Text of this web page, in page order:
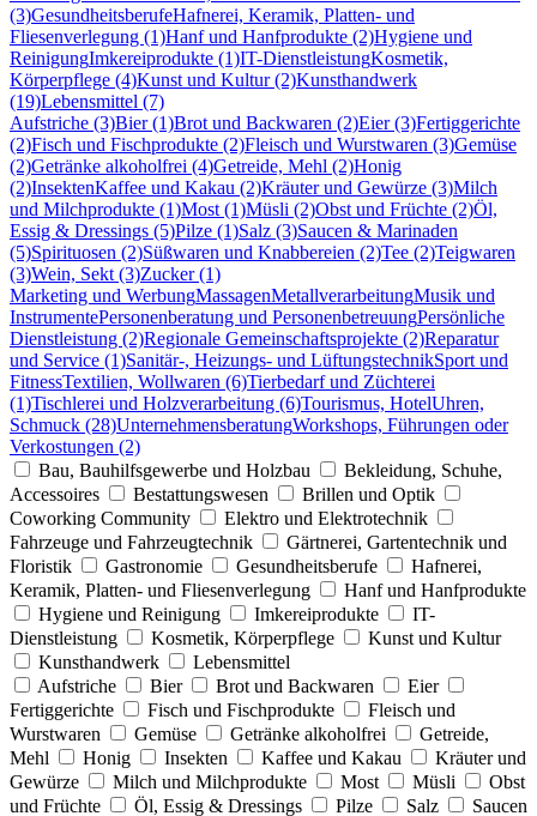
(3)GesundheitsberufeHafnerei, Keramik, Platten- und
Fliesenverlegung (1)Hanf und Hanfprodukte (2)Hygiene und
ReinigungImkereiprodukte (1)IT-DienstleistungKosmetik,
Körperpflege (4)Kunst und Kultur (2)Kunsthandwerk
(19)Lebensmittel (7)
Aufstriche (3)Bier (1)Brot und Backwaren (2)Eier (3)Fertiggerichte
(2)Fisch und Fischprodukte (2)Fleisch und Wurstwaren (3)Gemüse
(2)Getränke alkoholfrei (4)Getreide, Mehl (2)Honig
(2)InsektenKaffee und Kakau (2)Kräuter und Gewürze (3)Milch
und Milchprodukte (1)Most (1)Müsli (2)Obst und Früchte (2)Öl,
Essig & Dressings (5)Pilze (1)Salz (3)Saucen & Marinaden
(5)Spirituosen (2)Süßwaren und Knabbereien (2)Tee (2)Teigwaren
(3)Wein, Sekt (3)Zucker (1)
Marketing und WerbungMassagenMetallverarbeitungMusik und
InstrumentePersonenberatung und PersonenbetreuungPersönliche
Dienstleistung (2)Regionale Gemeinschaftsprojekte (2)Reparatur
und Service (1)Sanitär-, Heizungs- und LüftungstechnikSport und
FitnessTextilien, Wollwaren (6)Tierbedarf und Züchterei
(1)Tischlerei und Holzverarbeitung (6)Tourismus, HotelUhren,
Schmuck (28)UnternehmensberatungWorkshops, Führungen oder
Verkostungen (2)
Bau, Bauhilfsgewerbe und Holzbau
Bekleidung, Schuhe,
Accessoires
Bestattungswesen
Brillen und Optik
Coworking Community
Elektro und Elektrotechnik
Fahrzeuge und Fahrzeugtechnik
Gärtnerei, Gartentechnik und
Floristik
Gastronomie Gesundheitsberufe
Hafnerei,
Keramik, Platten- und Fliesenverlegung
Hanf und Hanfprodukte
Hygiene und Reinigung
Imkereiprodukte
IT-
Dienstleistung
Kosmetik, Körperpflege
Kunst und Kultur
Kunsthandwerk
Lebensmittel
Aufstriche
Bier Brot und Backwaren
Eier
Fertiggerichte
Fisch und Fischprodukte
Fleisch und
Wurstwaren
Gemüse Getränke alkoholfrei
Getreide,
Mehl
Honig Insekten Kaffee und Kakau
Kräuter und
Gewürze
Milch und Milchprodukte Most Müsli
Obst
und Früchte
Öl, Essig & Dressings Pilze Salz
Saucen